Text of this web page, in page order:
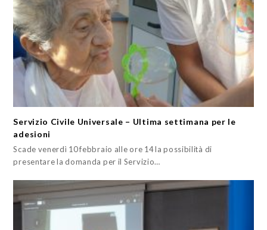
Servizio Civile Universale – Ultima settimana per le
adesioni
Scade venerdì 10 febbraio alle ore 14 la possibilità di
presentare la domanda per il Servizio…